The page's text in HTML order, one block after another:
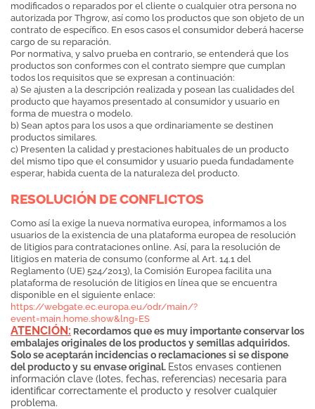
modificados o reparados por el cliente o cualquier otra persona no
autorizada por Thgrow, así como los productos que son objeto de un
contrato de específico. En esos casos el consumidor deberá hacerse
cargo de su reparación.
Por normativa, y salvo prueba en contrario, se entenderá que los
productos son conformes con el contrato siempre que cumplan
todos los requisitos que se expresan a continuación:
a) Se ajusten a la descripción realizada y posean las cualidades del
producto que hayamos presentado al consumidor y usuario en
forma de muestra o modelo.
b) Sean aptos para los usos a que ordinariamente se destinen
productos similares.
c) Presenten la calidad y prestaciones habituales de un producto
del mismo tipo que el consumidor y usuario pueda fundadamente
esperar, habida cuenta de la naturaleza del producto.
RESOLUCIÓN DE CONFLICTOS
Como así la exige la nueva normativa europea, informamos a los
usuarios de la existencia de una plataforma europea de resolución
de litigios para contrataciones online. Así, para la resolución de
litigios en materia de consumo (conforme al Art. 14.1 del
Reglamento (UE) 524/2013), la Comisión Europea facilita una
plataforma de resolución de litigios en línea que se encuentra
disponible en el siguiente enlace:
https://webgate.ec.europa.eu/odr/main/?
event=main.home.show&lng=ES
ATENCIÓN: Recordamos que es muy importante conservar los
embalajes originales de los productos y semillas adquiridos.
Solo se aceptarán incidencias o reclamaciones si se dispone
del producto y su envase original. Estos envases contienen
información clave (lotes, fechas, referencias) necesaria para
identificar correctamente el producto y resolver cualquier
problema.